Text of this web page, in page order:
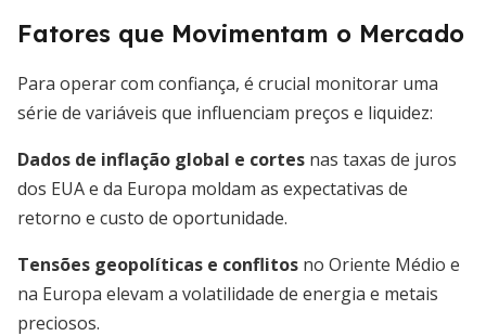
Fatores que Movimentam o Mercado
Para operar com confiança, é crucial monitorar uma
série de variáveis que influenciam preços e liquidez:
Dados de inflação global e cortes nas taxas de juros
dos EUA e da Europa moldam as expectativas de
retorno e custo de oportunidade.
Tensões geopolíticas e conflitos no Oriente Médio e
na Europa elevam a volatilidade de energia e metais
preciosos.